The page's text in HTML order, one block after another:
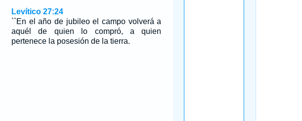
Levítico 27:24
``En el año de jubileo el campo volverá a
aquél de quien lo compró, a quien
pertenece la posesión de la tierra.